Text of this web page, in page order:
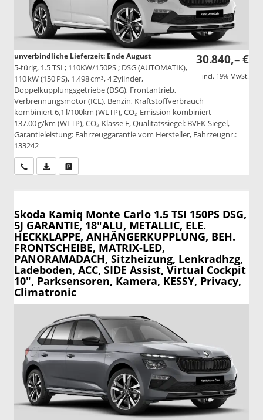
30.840,– €
incl. 19% MwSt.
unverbindliche Lieferzeit: Ende August
5-türig, 1.5 TSI ; 110KW/150PS ; DSG (AUTOMATIK),
110 kW (150 PS), 1.498 cm³, 4 Zylinder,
Doppelkupplungsgetriebe (DSG), Frontantrieb,
Verbrennungsmotor (ICE), Benzin, Kraftstoffverbrauch
kombiniert 6,1 l/100km (WLTP), CO₂-Emission kombiniert
137.00 g/km (WLTP), CO₂-Klasse E, Qualitätssiegel: BVFK-Siegel,
Garantieleistung: Fahrzeuggarantie vom Hersteller, Fahrzeugnr.:
133242
Wir rufen Sie anPDF-Datei, Fahrzeugexposé drucken
Skoda Kamiq Monte Carlo 1.5 TSI 150PS DSG,
5J GARANTIE, 18"ALU, METALLIC, ELE.
HECKKLAPPE, ANHÄNGERKUPPLUNG, BEH.
FRONTSCHEIBE, MATRIX-LED,
PANORAMADACH, Sitzheizung, Lenkradhzg,
Ladeboden, ACC, SIDE Assist, Virtual Cockpit
10", Parksensoren, Kamera, KESSY, Privacy,
Climatronic